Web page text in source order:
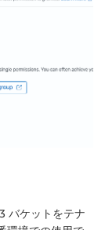
バケットをテナ